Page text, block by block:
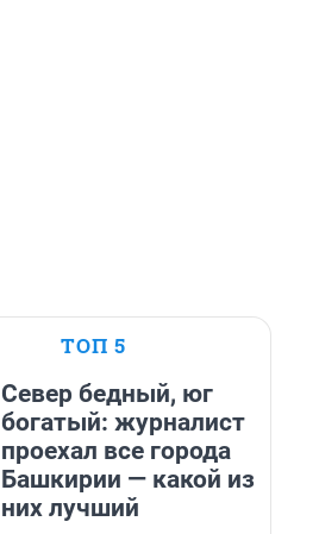
ТОП 5
Север бедный, юг
богатый: журналист
проехал все города
Башкирии — какой из
них лучший